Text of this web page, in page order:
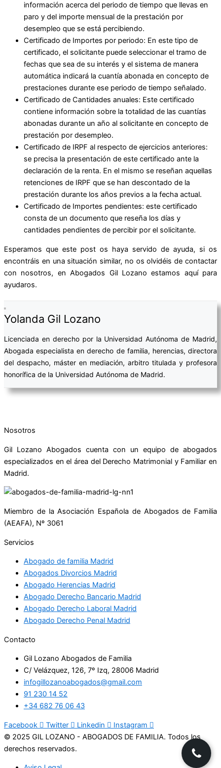
información acerca del periodo de tiempo que llevas en
paro y del importe mensual de la prestación por
desempleo que se está percibiendo.
Certificado de Importes por periodo: En este tipo de
certificado, el solicitante puede seleccionar el tramo de
fechas que sea de su interés y el sistema de manera
automática indicará la cuantía abonada en concepto de
prestaciones durante ese periodo de tiempo señalado.
Certificado de Cantidades anuales: Este certificado
contiene información sobre la totalidad de las cuantías
abonadas durante un año al solicitante en concepto de
prestación por desempleo.
Certificado de IRPF al respecto de ejercicios anteriores:
se precisa la presentación de este certificado ante la
declaración de la renta. En el mismo se reseñan aquellas
retenciones de IRPF que se han descontado de la
prestación durante los años previos a la fecha actual.
Certificado de Importes pendientes: este certificado
consta de un documento que reseña los días y
cantidades pendientes de percibir por el solicitante.
Esperamos que este post os haya servido de ayuda, si os
encontráis en una situación similar, no os olvidéis de contactar
con nosotros, en Abogados Gil Lozano estamos aquí para
ayudaros.
Yolanda Gil Lozano
Licenciada en derecho por la Universidad Autónoma de Madrid,
Abogada especialista en derecho de familia, herencias, directora
del despacho, máster en mediación, arbitro titulada y profesora
honorífica de la Universidad Autónoma de Madrid.
Nosotros
Gil Lozano Abogados cuenta con un equipo de abogados
especializados en el área del Derecho Matrimonial y Familiar en
Madrid.
Miembro de la Asociación Española de Abogados de Familia
(AEAFA), Nº 3061
Servicios
Abogado de familia Madrid
Abogados Divorcios Madrid
Abogado Herencias Madrid
Abogado Derecho Bancario Madrid
Abogado Derecho Laboral Madrid
Abogado Derecho Penal Madrid
Contacto
Gil Lozano Abogados de Familia
C/ Velázquez, 126, 7º Izq, 28006 Madrid
infogillozanoabogados@gmail.com
91 230 14 52
+34 682 76 06 43
Facebook Twitter Linkedin
Instagram
© 2025 GIL LOZANO - ABOGADOS DE FAMILIA. Todos los
derechos reservados.